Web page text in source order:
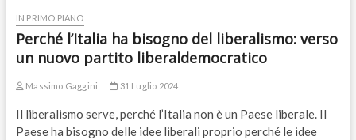
IN PRIMO PIANO
Perché l’Italia ha bisogno del liberalismo: verso
un nuovo partito liberaldemocratico
Massimo Gaggini 31 Luglio 2024
Il liberalismo serve, perché l’Italia non è un Paese liberale. Il
Paese ha bisogno delle idee liberali proprio perché le idee